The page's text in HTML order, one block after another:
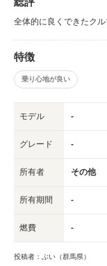
全体的に良くできたク
特徴
乗り心地が良い
モデル -
グレード -
所有者 その他
所有期間 -
燃費 -
投稿者：ぶい（群馬県）